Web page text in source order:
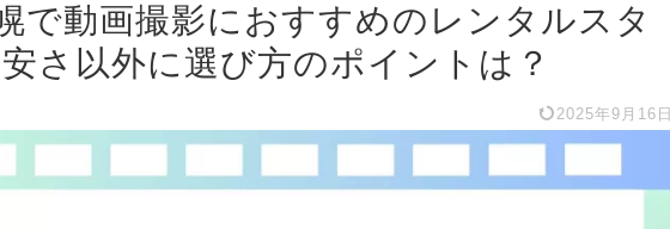
で動画撮影におすすめのレンタルスタ
さ以外に選び方のポイントは？
2025年9月16日